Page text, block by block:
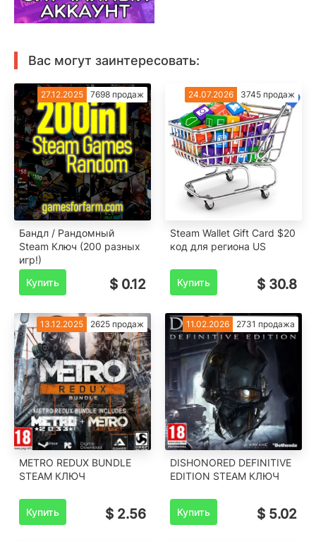
Вас могут заинтересовать:
27.12.2025 7698 продаж
Бандл / Рандомный
Steam Ключ (200 разных
игр!)
Купить
$ 0.12
24.07.2026 3745 продаж
Steam Wallet Gift Card $20
код для региона US
Купить $ 30.8
13.12.2025 2625 продаж
METRO REDUX BUNDLE
STEAM КЛЮЧ
Купить $ 2.56
11.02.2026 2731 продажа
DISHONORED DEFINITIVE
EDITION STEAM КЛЮЧ
Купить $ 5.02